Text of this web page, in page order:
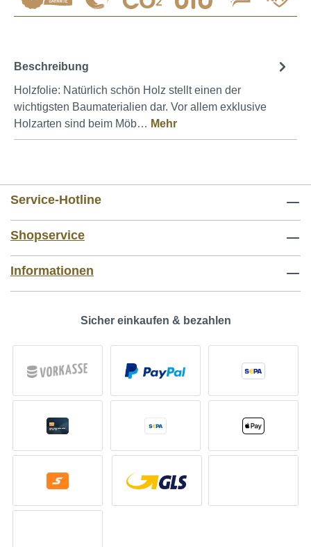
Beschreibung
Holzfolie: Natürlich schön Holz stellt einen der
wichtigsten Baumaterialien dar. Vor allem exklusive
Holzarten sind beim Möb… Mehr
Service-Hotline
Shopservice
Informationen
Sicher einkaufen & bezahlen